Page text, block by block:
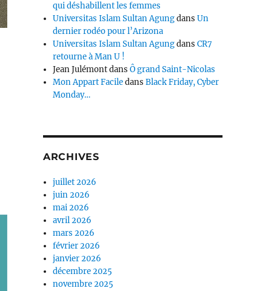
qui déshabillent les femmes
Universitas Islam Sultan AgungdansUn
dernier rodéo pour l’Arizona
Universitas Islam Sultan AgungdansCR7
retourne à Man U !
Jean JulémontdansÔ grand Saint-Nicolas
Mon Appart FaciledansBlack Friday, Cyber
Monday…
ARCHIVES
juillet 2026
juin 2026
mai 2026
avril 2026
mars 2026
février 2026
janvier 2026
décembre 2025
novembre 2025